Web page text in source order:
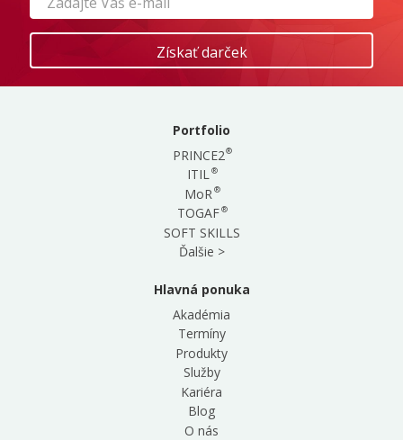
Portfolio
PRINCE2®
ITIL®
MoR®
TOGAF®
SOFT SKILLS
Ďalšie >
Hlavná ponuka
Akadémia
Termíny
Produkty
Služby
Kariéra
Blog
O nás